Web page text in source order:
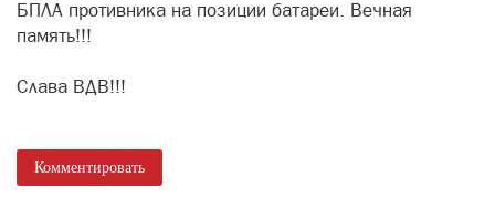
БПЛА противника на позиции батареи. Вечная
память!!!
Слава ВДВ!!!
Комментировать